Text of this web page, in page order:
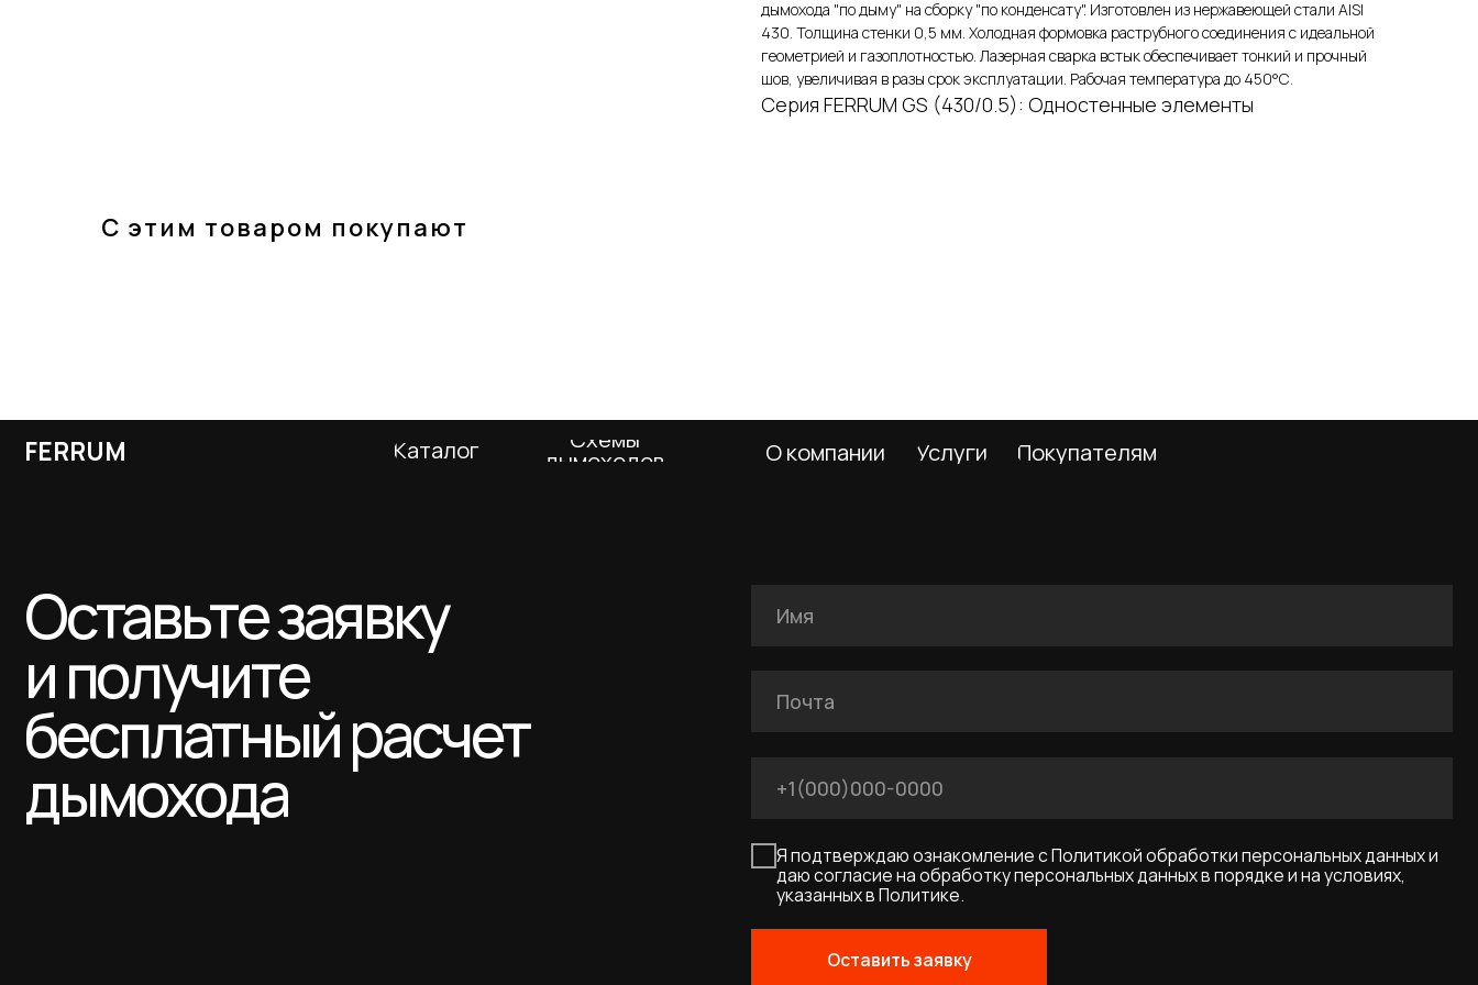
дымохода "по дыму" на сборку "по конденсату". Изготовлен из нержавеющей стали AISI
430. Толщина стенки 0,5 мм. Холодная формовка раструбного соединения с идеальной
геометрией и газоплотностью. Лазерная сварка встык обеспечивает тонкий и прочный
шов, увеличивая в разы срок эксплуатации. Рабочая температура до 450°С.
Серия FERRUM GS (430/0.5): Одностенные элементы
С этим товаром покупают
бесплатный расчет
дымохода
Я подтверждаю ознакомление с Политикой обработки персональных данных и
Оставить заявку